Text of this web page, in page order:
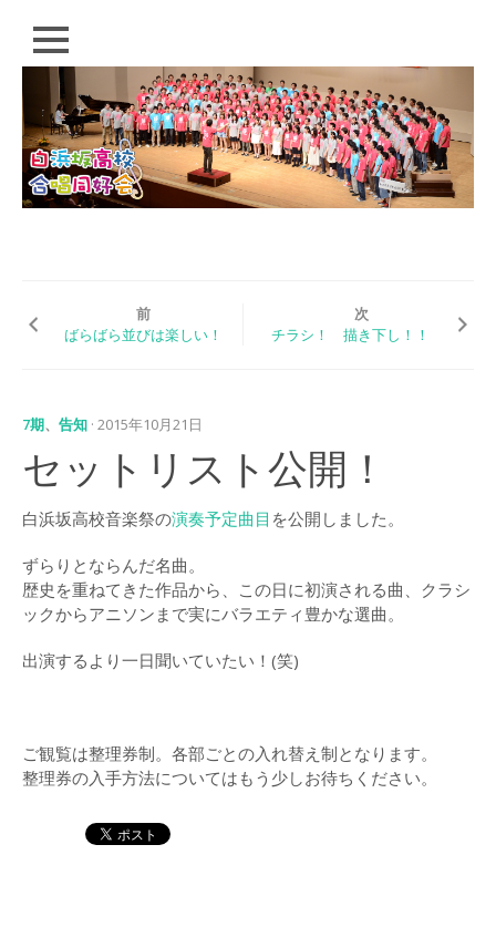
じ
HOME
PROFILE
「歌おう！いつの日
も。」（2018）
（2015）
演奏曲目・各団紹介
白浜坂高校合唱祭
(2014)
LOG
2016年
2014年
前
ばらばら並びは楽しい！
次
チラシ！ 描き下し！！
7期、 告知 · 2015年10月21日
セットリスト公開！
白浜坂高校音楽祭の演奏予定曲目 を公開しました。
ずらりとならんだ名曲。
歴史を重ねてきた作品から、この日に初演される曲、クラシ
ックからアニソンまで実にバラエティ豊かな選曲。
出演するより一日聞いていたい！(笑)
ご観覧は整理券制。各部ごとの入れ替え制となります。
整理券の入手方法についてはもう少しお待ちください。